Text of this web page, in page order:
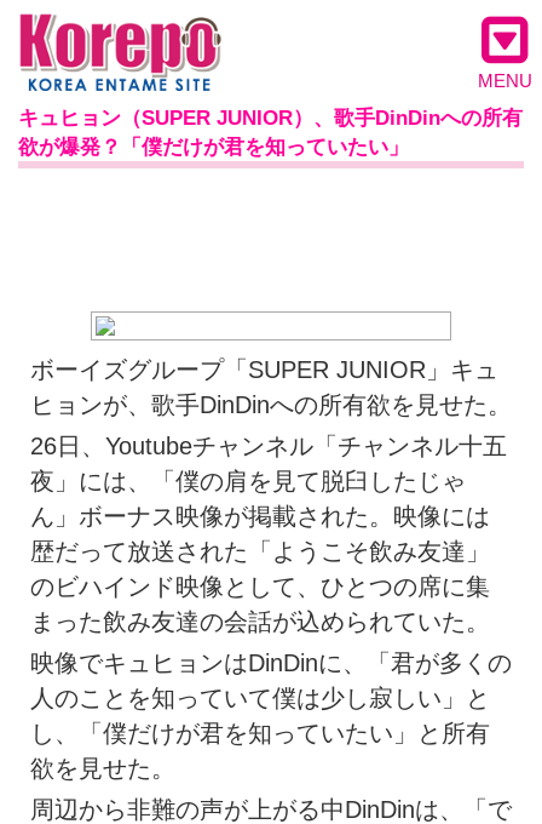
MENU
キュヒョン（SUPER JUNIOR）、歌手DinDinへの所有
欲が爆発？「僕だけが君を知っていたい」
ボーイズグループ「SUPER JUNIOR」キュ
ヒョンが、歌手DinDinへの所有欲を見せた。
26日、Youtubeチャンネル「チャンネル十五
夜」には、「僕の肩を見て脱臼したじゃ
ん」ボーナス映像が掲載された。映像には
歴だって放送された「ようこそ飲み友達」
のビハインド映像として、ひとつの席に集
まった飲み友達の会話が込められていた。
映像でキュヒョンはDinDinに、「君が多くの
人のことを知っていて僕は少し寂しい」と
し、「僕だけが君を知っていたい」と所有
欲を見せた。
周辺から非難の声が上がる中DinDinは、「で